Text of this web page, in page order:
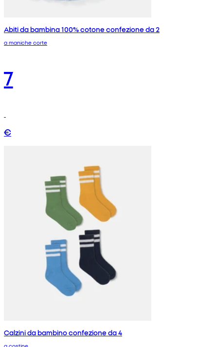
Abiti da bambina 100% cotone confezione da 2
a maniche corte
7
€
Calzini da bambino confezione da 4